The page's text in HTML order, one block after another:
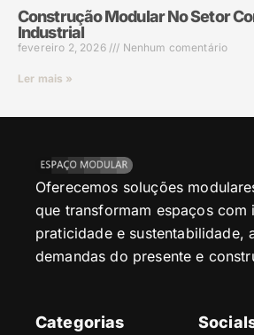
Construção Modular No Setor
Industrial
fevereiro 2, 2026 Nenhum comentário
Ler mais »
Oferecemos soluções
que transformam espaços com
praticidade e sustentabilidade,
demandas do presente e
Categorias